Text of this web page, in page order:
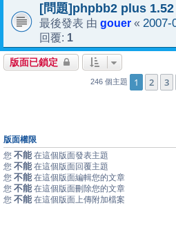
[問題]phpbb2 plus 1.52
最後發表 由 gouer « 2007-
回覆: 1
版面已鎖定
246 個主題 1 2 3
版面權限
您 不能 在這個版面發表主題
您 不能 在這個版面回覆主題
您 不能 在這個版面編輯您的文章
您 不能 在這個版面刪除您的文章
您 不能 在這個版面上傳附加檔案